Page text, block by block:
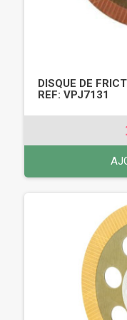
DISQUE DE
REF: VPJ7131